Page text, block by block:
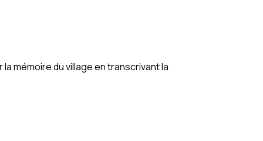
mémoire du village en transcrivant la